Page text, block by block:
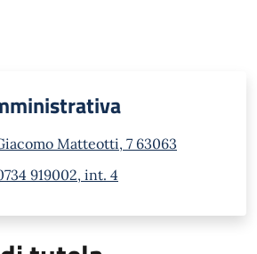
Matteotti, 7 63063
919002, int. 4